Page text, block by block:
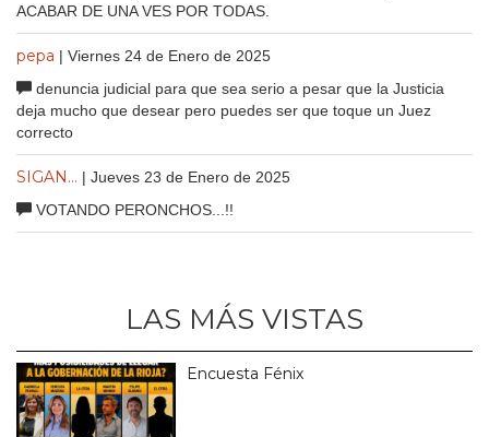
ACABAR DE UNA VES POR TODAS.
pepa | Viernes 24 de Enero de 2025
denuncia judicial para que sea serio a pesar que la Justicia
deja mucho que desear pero puedes ser que toque un Juez
correcto
SIGAN... | Jueves 23 de Enero de 2025
VOTANDO PERONCHOS...!!
LAS MÁS VISTAS
Encuesta Fénix